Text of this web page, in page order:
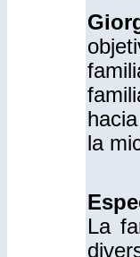
la
La